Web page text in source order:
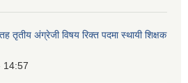
तृतीय अंग्रेजी विषय रिक्त पदमा स्थायी शिक्षक
14:57